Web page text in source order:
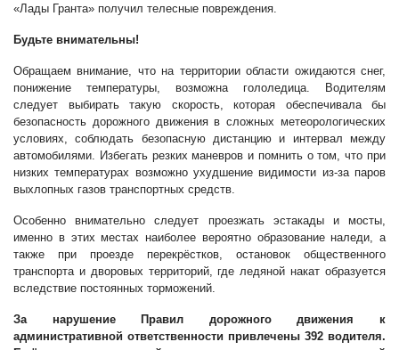
«Лады Гранта» получил телесные повреждения.
Будьте внимательны!
Обращаем внимание, что на территории области ожидаются снег,
понижение температуры, возможна гололедица. Водителям
следует выбирать такую скорость, которая обеспечивала бы
безопасность дорожного движения в сложных метеорологических
условиях, соблюдать безопасную дистанцию и интервал между
автомобилями. Избегать резких маневров и помнить о том, что при
низких температурах возможно ухудшение видимости из-за паров
выхлопных газов транспортных средств.
Особенно внимательно следует проезжать эстакады и мосты,
именно в этих местах наиболее вероятно образование наледи, а
также при проезде перекрёстков, остановок общественного
транспорта и дворовых территорий, где ледяной накат образуется
вследствие постоянных торможений.
За нарушение Правил дорожного движения к
административной ответственности привлечены 392 водителя.